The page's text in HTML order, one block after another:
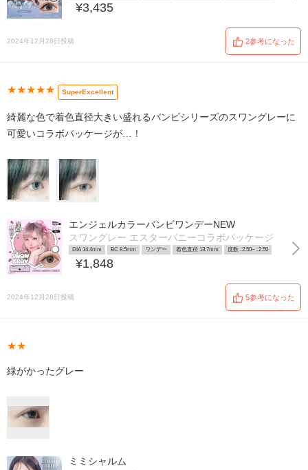
¥3,435
2024年12月28日投稿 2参考になった
★★★★★ SuperExcellent
綺麗な色で着色直径大きい盛れるバンビシリーズのスワングレーに
可愛いコラボパッケージが…！
エンジェルカラーバンビワンデーNEW
スワングレー エスターバニーコラボパッケージ
DIA 14.4mm BC 8.5mm ワンデー 着色直径 13.7mm 度数 -2.50~ -2.50
¥1,848
2024年12月28日投稿 5参考になった
★★
緑がかったグレー
ミミシャルム